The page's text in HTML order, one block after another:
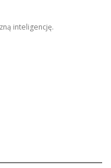
inteligencję.